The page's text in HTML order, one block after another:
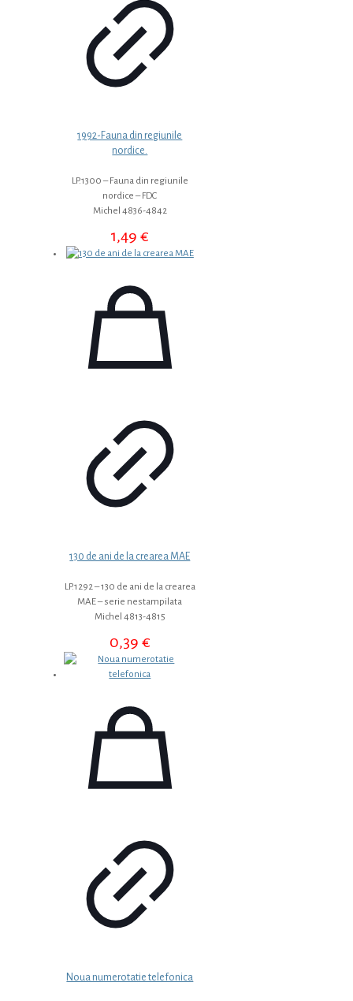
1992-Fauna din regiunile
nordice.
LP.1300 – Fauna din regiunile
nordice – FDC
Michel 4836-4842
1,49€
130 de ani de la crearea MAE
LP.1292 – 130 de ani de la crearea
MAE – serie nestampilata
Michel 4813-4815
0,39 €
Noua numerotatie telefonica